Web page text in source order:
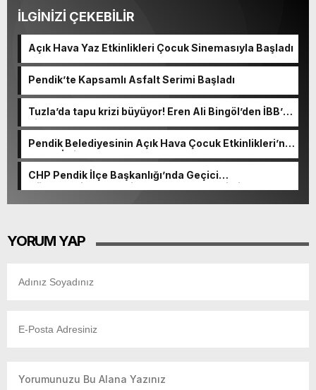
İLGİNİZİ ÇEKEBİLİR
Açık Hava Yaz Etkinlikleri Çocuk Sinemasıyla Başladı
Pendik’te Kapsamlı Asfalt Serimi Başladı
Tuzla’da tapu krizi büyüyor! Eren Ali Bingöl’den İBB’ye
dikkat çeken sorular
Pendik Belediyesinin Açık Hava Çocuk Etkinlikleri’ne
Yoğun İlgi
CHP Pendik İlçe Başkanlığı’nda Geçici
Görevlendirme: Yetki Hasan Yıldız’a Verildi
YORUM YAP